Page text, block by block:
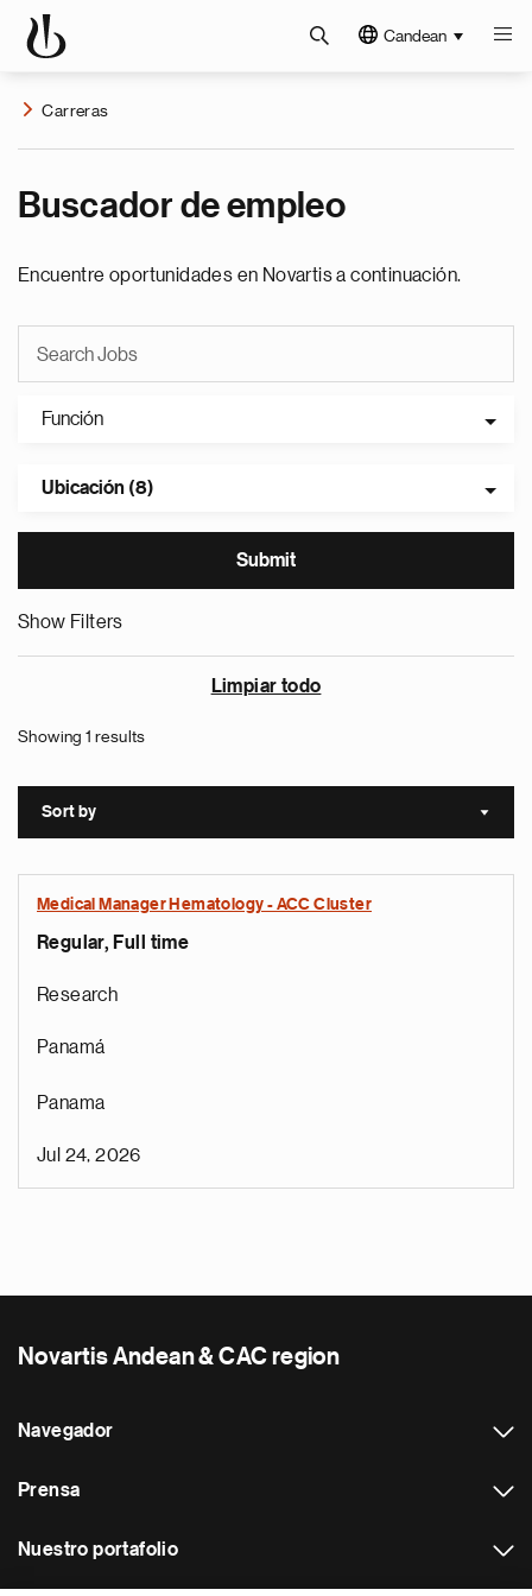
Candean
Carreras
Buscador de empleo
Encuentre oportunidades en Novartis a continuación.
Función
Ubicación (8)
Show Filters
Limpiar todo
Showing 1 results
Sort by Sort
Medical Manager Hematology - ACC Cluster
Regular, Full time
Research
Panamá
Panama
Jul 24, 2026
Novartis Andean & CAC region
Navegador
Prensa
Nuestro portafolio